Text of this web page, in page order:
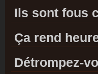
Ils sont fous
Ça rend
Détrompez-